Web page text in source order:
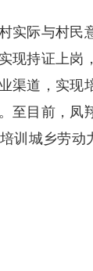
实际与村民
现持证上岗
渠道，实现
至目前，凤
训城乡劳动